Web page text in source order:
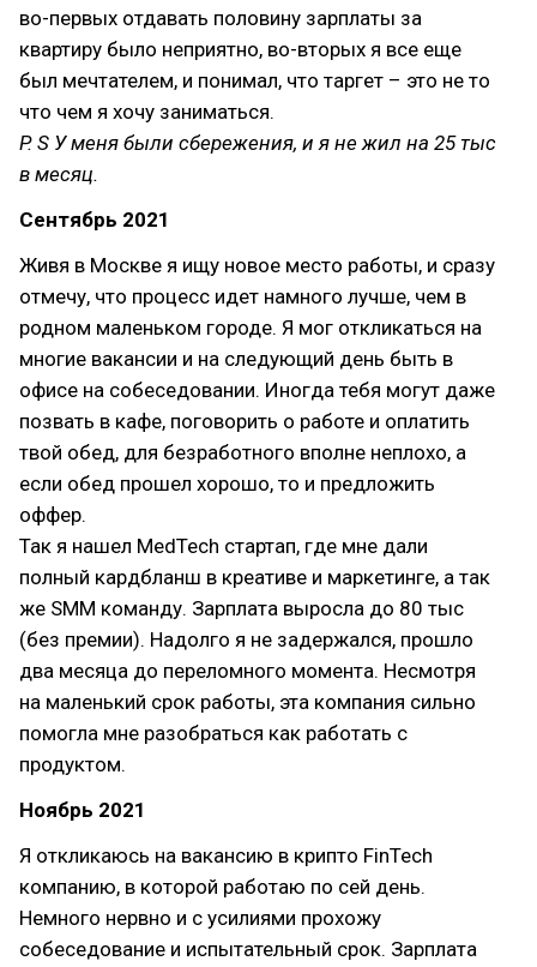
во-первых отдавать половину зарплаты за
квартиру было неприятно, во-вторых я все еще
был мечтателем, и понимал, что таргет – это не то
что чем я хочу заниматься.
P. S У меня были сбережения, и я не жил на 25 тыс
в месяц.
Сентябрь 2021
Живя в Москве я ищу новое место работы, и сразу
отмечу, что процесс идет намного лучше, чем в
родном маленьком городе. Я мог откликаться на
многие вакансии и на следующий день быть в
офисе на собеседовании. Иногда тебя могут даже
позвать в кафе, поговорить о работе и оплатить
твой обед, для безработного вполне неплохо, а
если обед прошел хорошо, то и предложить
оффер.
Так я нашел MedTech стартап, где мне дали
полный кардбланш в креативе и маркетинге, а так
же SMM команду. Зарплата выросла до 80 тыс
(без премии). Надолго я не задержался, прошло
два месяца до переломного момента. Несмотря
на маленький срок работы, эта компания сильно
помогла мне разобраться как работать с
продуктом.
Ноябрь 2021
Я откликаюсь на вакансию в крипто FinTech
компанию, в которой работаю по сей день.
Немного нервно и с усилиями прохожу
собеседование и испытательный срок. Зарплата